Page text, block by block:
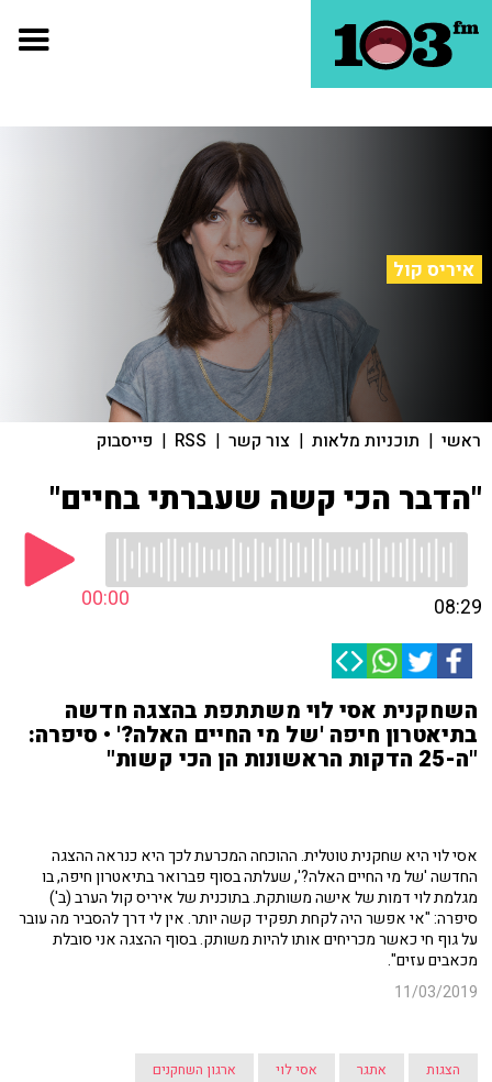
איריס קול
ראשי | תוכניות מלאות | צור קשר |
RSS
| פייסבוק
"הדבר הכי קשה שעברתי בחיים"
00:00 08:29
השחקנית אסי לוי משתתפת בהצגה חדשה
בתיאטרון חיפה 'של מי החיים האלה?' • סיפרה:
"ה-25 הדקות הראשונות הן הכי קשות"
אסי לוי היא שחקנית טוטלית. ההוכחה המכרעת לכך היא כנראה ההצגה
החדשה 'של מי החיים האלה?', שעלתה בסוף פברואר בתיאטרון חיפה, בו
מגלמת לוי דמות של אישה משותקת. בתוכנית של איריס קול הערב (ב')
סיפרה: "אי אפשר היה לקחת תפקיד קשה יותר. אין לי דרך להסביר מה עובר
על גוף חי כאשר מכריחים אותו להיות משותק. בסוף ההצגה אני סובלת
מכאבים עזים".
11/03/2019
הצגות אתגר אסי לוי ארגון השחקנים